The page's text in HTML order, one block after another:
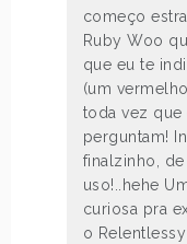
começo
Ruby Woo
que eu te
(um
toda vez que
perguntam!
finalzinho,
uso!..hehe
curiosa pra
o